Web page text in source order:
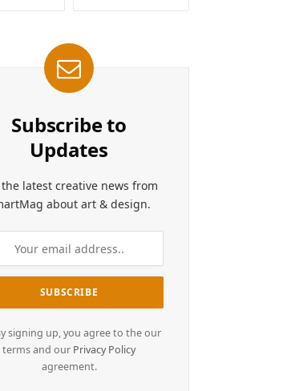
Subscribe to
Updates
the latest creative news from
about art & design.
signing up, you agree to the our
terms and our Privacy Policy
agreement.